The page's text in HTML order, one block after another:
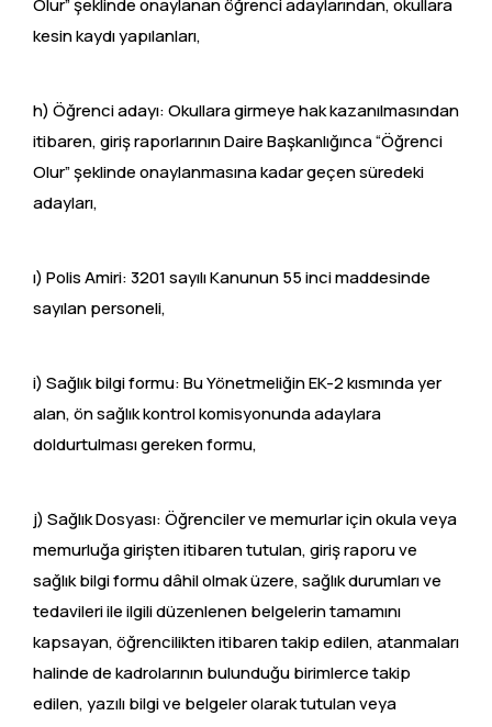
Olur” şeklinde onaylanan öğrenci adaylarından, okullara
kesin kaydı yapılanları,
h) Öğrenci adayı: Okullara girmeye hak kazanılmasından
itibaren, giriş raporlarının Daire Başkanlığınca “Öğrenci
Olur” şeklinde onaylanmasına kadar geçen süredeki
adayları,
ı) Polis Amiri: 3201 sayılı Kanunun 55 inci maddesinde
sayılan personeli,
i) Sağlık bilgi formu: Bu Yönetmeliğin EK-2 kısmında yer
alan, ön sağlık kontrol komisyonunda adaylara
doldurtulması gereken formu,
j) Sağlık Dosyası: Öğrenciler ve memurlar için okula veya
memurluğa girişten itibaren tutulan, giriş raporu ve
sağlık bilgi formu dâhil olmak üzere, sağlık durumları ve
tedavileri ile ilgili düzenlenen belgelerin tamamını
kapsayan, öğrencilikten itibaren takip edilen, atanmaları
halinde de kadrolarının bulunduğu birimlerce takip
edilen, yazılı bilgi ve belgeler olarak tutulan veya